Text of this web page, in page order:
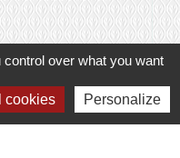
et du salariéopen_in_new
over what you want
cookies Personalize